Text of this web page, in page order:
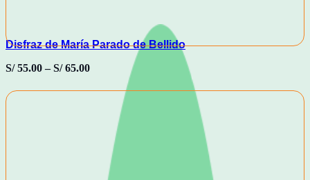
Disfraz de María Parado de Bellido
S/55.00–S/65.00